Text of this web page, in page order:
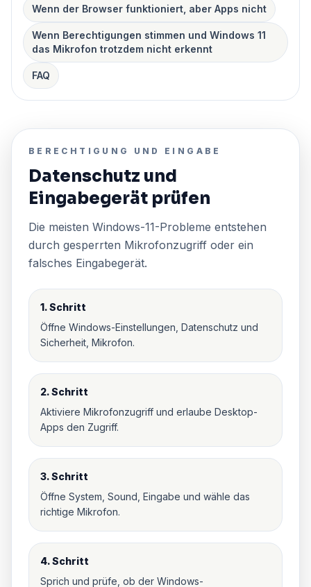
Wenn der Browser funktioniert, aber Apps nicht
Wenn Berechtigungen stimmen und Windows 11
das Mikrofon trotzdem nicht erkennt
FAQ
BERECHTIGUNG UND EINGABE
Datenschutz und
Eingabegerät prüfen
Die meisten Windows-11-Probleme entstehen
durch gesperrten Mikrofonzugriff oder ein
falsches Eingabegerät.
1. Schritt
Öffne Windows-Einstellungen, Datenschutz und
Sicherheit, Mikrofon.
2. Schritt
Aktiviere Mikrofonzugriff und erlaube Desktop-
Apps den Zugriff.
3. Schritt
Öffne System, Sound, Eingabe und wähle das
richtige Mikrofon.
4. Schritt
Sprich und prüfe, ob der Windows-